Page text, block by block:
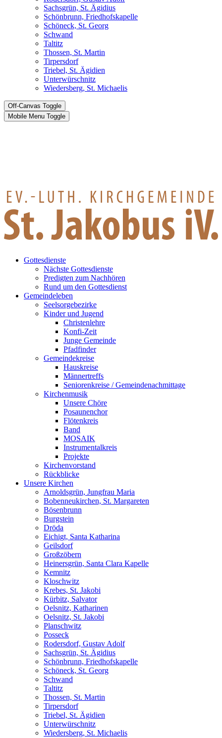
Sachsgrün, St. Ägidius
Schönbrunn, Friedhofskapelle
Schöneck, St. Georg
Schwand
Taltitz
Thossen, St. Martin
Tirpersdorf
Triebel, St. Ägidien
Unterwürschnitz
Wiedersberg, St. Michaelis
Off-Canvas Toggle
Mobile Menu Toggle
Gottesdienste
Nächste Gottesdienste
Predigten zum Nachhören
Rund um den Gottesdienst
Gemeindeleben
Seelsorgebezirke
Kinder und Jugend
Christenlehre
Konfi-Zeit
Junge Gemeinde
Pfadfinder
Gemeindekreise
Hauskreise
Männertreffs
Seniorenkreise / Gemeindenachmittage
Kirchenmusik
Unsere Chöre
Posaunenchor
Flötenkreis
Band
MOSAIK
Instrumentalkreis
Projekte
Kirchenvorstand
Rückblicke
Unsere Kirchen
Arnoldsgrün, Jungfrau Maria
Bobenneukirchen, St. Margareten
Bösenbrunn
Burgstein
Dröda
Eichigt, Santa Katharina
Geilsdorf
Großzöbern
Heinersgrün, Santa Clara Kapelle
Kemnitz
Kloschwitz
Krebes, St. Jakobi
Kürbitz, Salvator
Oelsnitz, Katharinen
Oelsnitz, St. Jakobi
Planschwitz
Posseck
Rodersdorf, Gustav Adolf
Sachsgrün, St. Ägidius
Schönbrunn, Friedhofskapelle
Schöneck, St. Georg
Schwand
Taltitz
Thossen, St. Martin
Tirpersdorf
Triebel, St. Ägidien
Unterwürschnitz
Wiedersberg, St. Michaelis